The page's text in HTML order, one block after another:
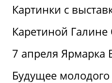
Картинки с
Каретиной Галине
7 апреля Ярмарка
Будущее молодого